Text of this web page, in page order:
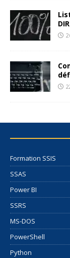
DIR
Formation SSIS
SSAS
Power BI
SSRS
MS-DOS
PowerShell
Python